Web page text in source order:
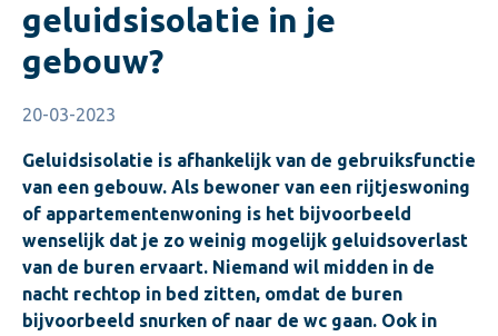
geluidsisolatie in je
gebouw?
20-03-2023
Geluidsisolatie is afhankelijk van de gebruiksfunctie
van een gebouw. Als bewoner van een rijtjeswoning
of appartementenwoning is het bijvoorbeeld
wenselijk dat je zo weinig mogelijk geluidsoverlast
van de buren ervaart. Niemand wil midden in de
nacht rechtop in bed zitten, omdat de buren
bijvoorbeeld snurken of naar de wc gaan. Ook in